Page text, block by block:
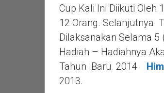
Cup Kali Ini Diikuti Oleh
12 Orang. Selanjutnya
Dilaksanakan Selama
Hadiah – Hadiahnya
Tahun Baru 2014
2013.